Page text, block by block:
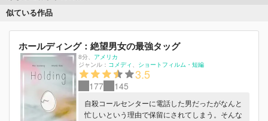
似ている作品
ホールディング：絶望男女の最強タッグ
8分
アメリカ
ジャンル： コメディ ショートフィルム・短編
3.5
177 145
自殺コールセンターに電話した男だったがなんと
忙しいという理由で保留にされてしまう。そんな